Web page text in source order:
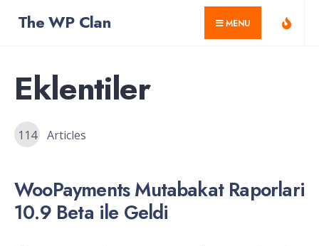
The WP Clan MENU
Eklentiler
114 Articles
WooPayments Mutabakat Raporlari
10.9 Beta ile Geldi